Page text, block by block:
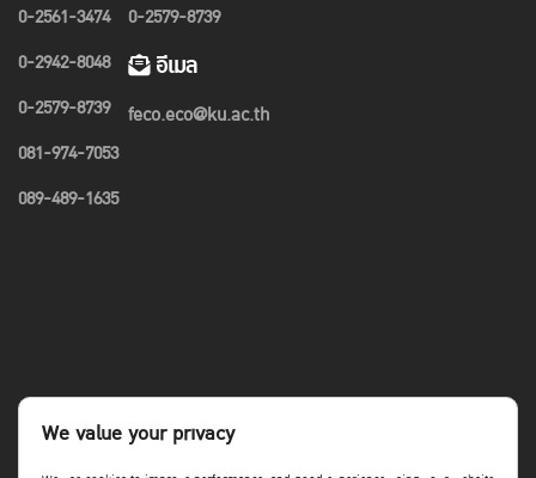
0-2561-3474
0-2942-8048
0-2579-8739
081-974-7053
089-489-1635
0-2579-8739
อีเมล
feco.eco@ku.ac.th
We value your privacy